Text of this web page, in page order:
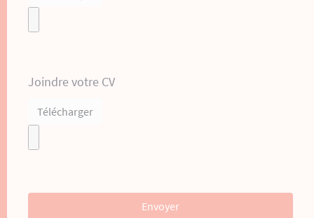
Joindre votre CV
Télécharger